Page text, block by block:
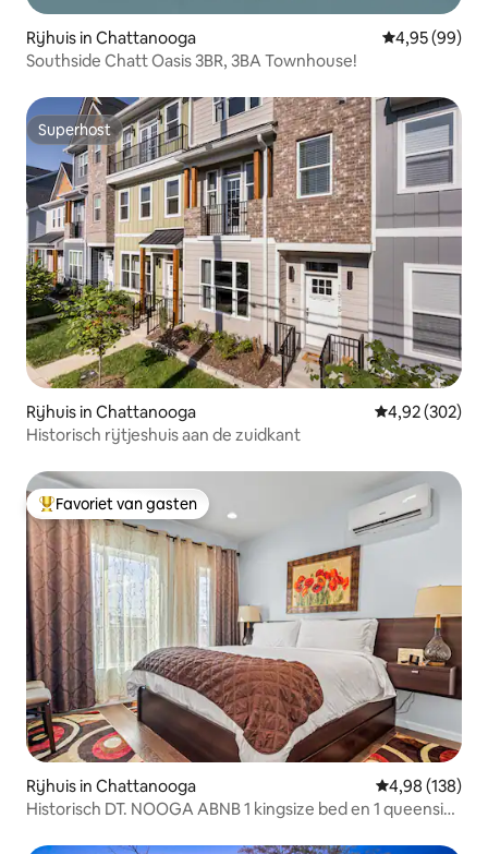
Rijhuis in Chattanooga Gemiddelde
4,95 (99)
Southside Chatt Oasis 3BR, 3BA Townhouse!
Superhost
Superhost
Rijhuis in Chattanooga Gemiddelde
4,92 (302)
Historisch rijtjeshuis aan de zuidkant
Topfavoriet van gasten
Favoriet van gasten
Rijhuis in Chattanooga Gemiddelde
4,98 (138)
Historisch DT. NOOGA ABNB 1 kingsize bed en 1 queensize